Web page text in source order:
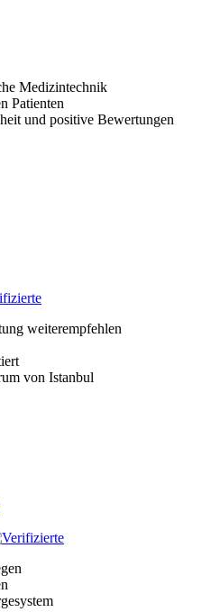
Medizintechnik
Patienten
und positive Bewertungen
weiterempfehlen
von Istanbul